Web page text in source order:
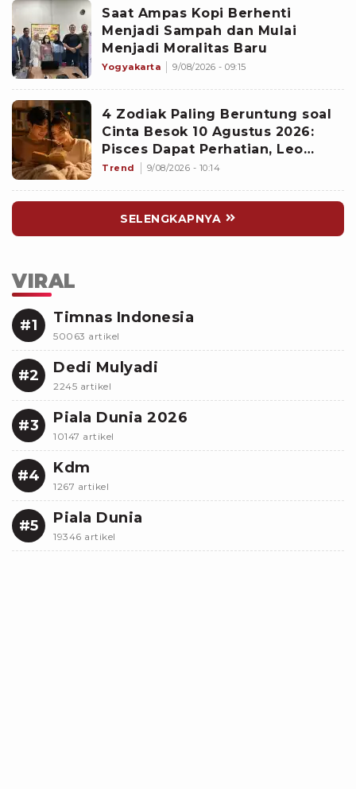
Saat Ampas Kopi Berhenti
Menjadi Sampah dan Mulai
Menjadi Moralitas Baru
Yogyakarta 9/08/2026 - 09:15
4 Zodiak Paling Beruntung soal
Cinta Besok 10 Agustus 2026:
Pisces Dapat Perhatian, Leo
Makin Dekat dengan Si Dia
Trend 9/08/2026 - 10:14
SELENGKAPNYA
VIRAL
#1 Timnas Indonesia
50063 artikel
#2 Dedi Mulyadi
2245 artikel
#3 Piala Dunia 2026
10147 artikel
#4 Kdm
1267 artikel
#5 Piala Dunia
19346 artikel